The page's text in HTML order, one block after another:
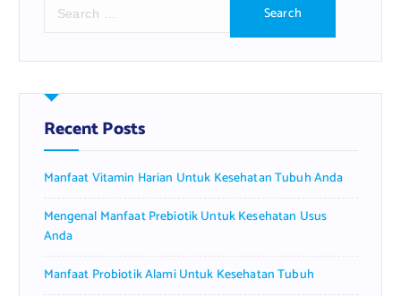
r
h
f
o
:
Recent Posts
Manfaat Vitamin Harian Untuk Kesehatan Tubuh Anda
Mengenal Manfaat Prebiotik Untuk Kesehatan Usus
Anda
Manfaat Probiotik Alami Untuk Kesehatan Tubuh